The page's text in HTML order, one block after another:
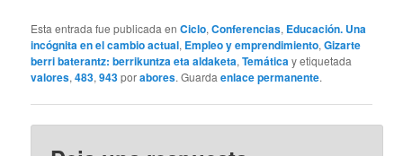
Esta entrada fue publicada enCiclo,Conferencias, Educación. Una
incógnita en el cambio actual, Empleo y emprendimiento,Gizarte
berri baterantz: berrikuntza eta aldaketa,Temáticay etiquetada
valores,483,943porabores. Guardaenlace permanente.